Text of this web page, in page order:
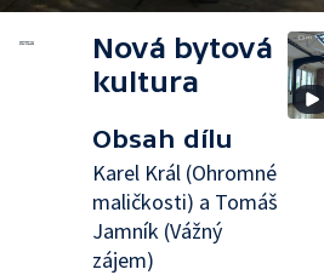
Nová bytová
kultura
Obsah dílu
Karel Král (Ohromné
maličkosti) a Tomáš
Jamník (Vážný
zájem)